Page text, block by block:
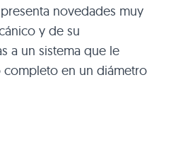
novedades muy
y de su
a un sistema que le
completo en un diámetro